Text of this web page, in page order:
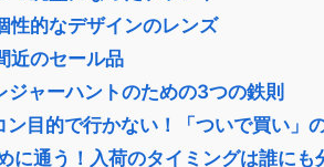
的なデザインのレンズ
のセール品
ャーハントのための3つの鉄則
目的で行かない！「ついで買い」
通う！入荷のタイミングは誰にも